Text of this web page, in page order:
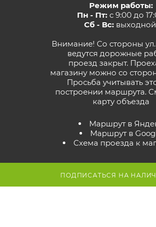
ПОДПИСАТЬСЯ НА
Режим работы:
Пн - Пт: с 9:00 до
Сб - Вс:выходной
Внимание! Со стороны
ведутся дорожные
проезд закрыт.
магазину можно со
Просьба учитывать
построении маршрута.
карту объезда
Маршрут в
Маршрут в
Схема проезда к